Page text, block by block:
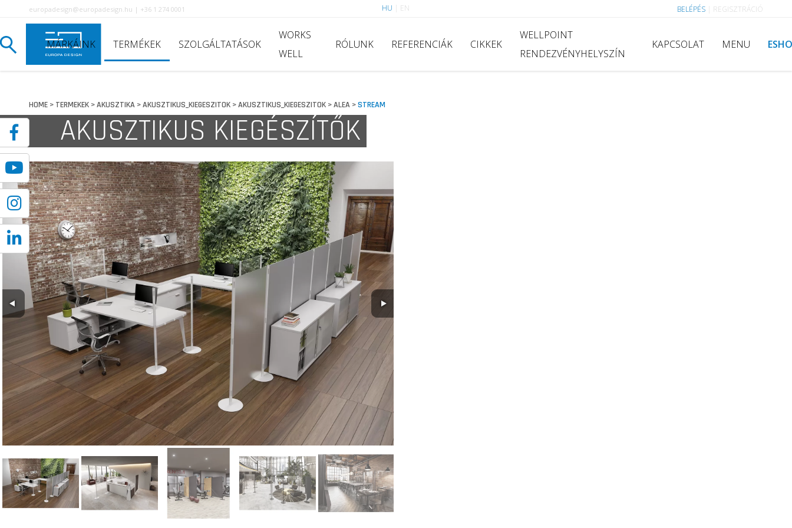
europadesign@europadesign.hu | +36 1 274 0001 HU EN BELÉPÉS REGISZTRÁCIÓ
MÁRKÁINK TERMÉKEK SZOLGÁLTATÁSOK
WORKS
WELL
RÓLUNK REFERENCIÁK CIKKEK
WELLPOINT
RENDEZVÉNYHELYSZÍN
KAPCSOLAT MENU
HOME> TERMEKEK>AKUSZTIKA>AKUSZTIKUS_KIEGESZITOK>AKUSZTIKUS_KIEGESZITOK>ALEA>STREAM
AKUSZTIKUS KIEGÉSZÍTŐK